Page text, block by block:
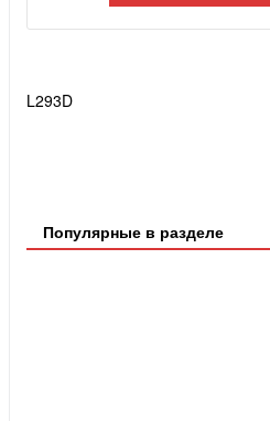
L293D
Популярные в разделе